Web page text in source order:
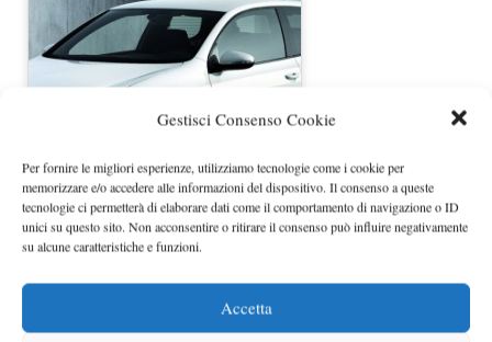
Gestisci Consenso Cookie
Per fornire le migliori esperienze, utilizziamo tecnologie come i cookie per
memorizzare e/o accedere alle informazioni del dispositivo. Il consenso a queste
tecnologie ci permetterà di elaborare dati come il comportamento di navigazione o ID
unici su questo sito. Non acconsentire o ritirare il consenso può influire negativamente
su alcune caratteristiche e funzioni.
Accetta
Motor Show 2008: le attese novità di
casa Volkswagen